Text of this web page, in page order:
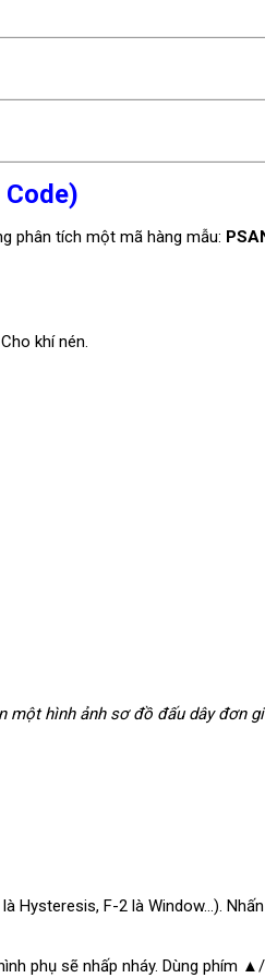
phân tích một mã hàng mẫu:
khí nén.
một hình ảnh sơ đồ đấu dây đơn
Hysteresis, F-2 là Window…).
phụ sẽ nhấp nháy. Dùng phím